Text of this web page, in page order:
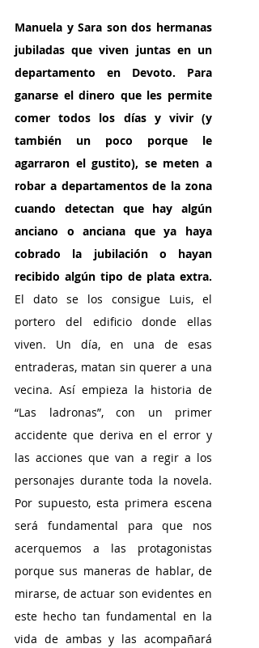
Manuela y Sara son dos hermanas
jubiladas que viven juntas en un
departamento en Devoto. Para
ganarse el dinero que les permite
comer todos los días y vivir (y
también un poco porque le
agarraron el gustito), se meten a
robar a departamentos de la zona
cuando detectan que hay algún
anciano o anciana que ya haya
cobrado la jubilación o hayan
recibido algún tipo de plata extra.
El dato se los consigue Luis, el
portero del edificio donde ellas
viven. Un día, en una de esas
entraderas, matan sin querer a una
vecina. Así empieza la historia de
“Las ladronas”, con un primer
accidente que deriva en el error y
las acciones que van a regir a los
personajes durante toda la novela.
Por supuesto, esta primera escena
será fundamental para que nos
acerquemos a las protagonistas
porque sus maneras de hablar, de
mirarse, de actuar son evidentes en
este hecho tan fundamental en la
vida de ambas y las acompañará